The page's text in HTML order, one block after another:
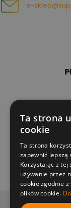
e-
copyright (c) 2022
Ta strona
cookie
Ta strona
zapewnić lepszą
Korzystając z tej
używanie przez
cookie zgodnie
plików cookie.